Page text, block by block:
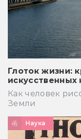
Глоток жизни:
искусственных
Как человек
Земли
Наука